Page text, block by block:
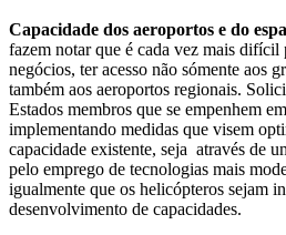
Capacidade dos aeroportos e do
fazem notar que é cada vez mais difícil
negócios, ter acesso não sómente aos
também aos aeroportos regionais.
Estados membros que se empenhem
implementando medidas que visem
capacidade existente, seja através de
pelo emprego de tecnologias mais
igualmente que os helicópteros sejam
desenvolvimento de capacidades.